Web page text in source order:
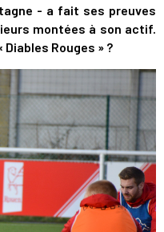
- a fait ses preuves
montées à son actif.
Rouges » ?